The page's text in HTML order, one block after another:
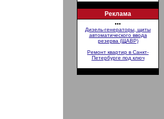
Реклама
•••
Дизель-генераторы, щиты
автоматического ввода
резерва (ЩАВР)
Ремонт квартир в Санкт-
Петербурге под ключ